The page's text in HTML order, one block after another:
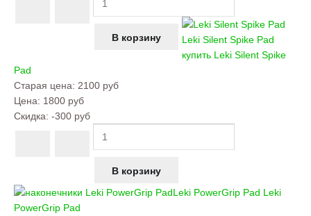
Leki Silent Spike Pad
купить Leki Silent Spike
Pad
Старая цена: 2100 руб
Цена: 1800 руб
Скидка: -300 руб
Leki PowerGrip Pad Leki
PowerGrip Pad